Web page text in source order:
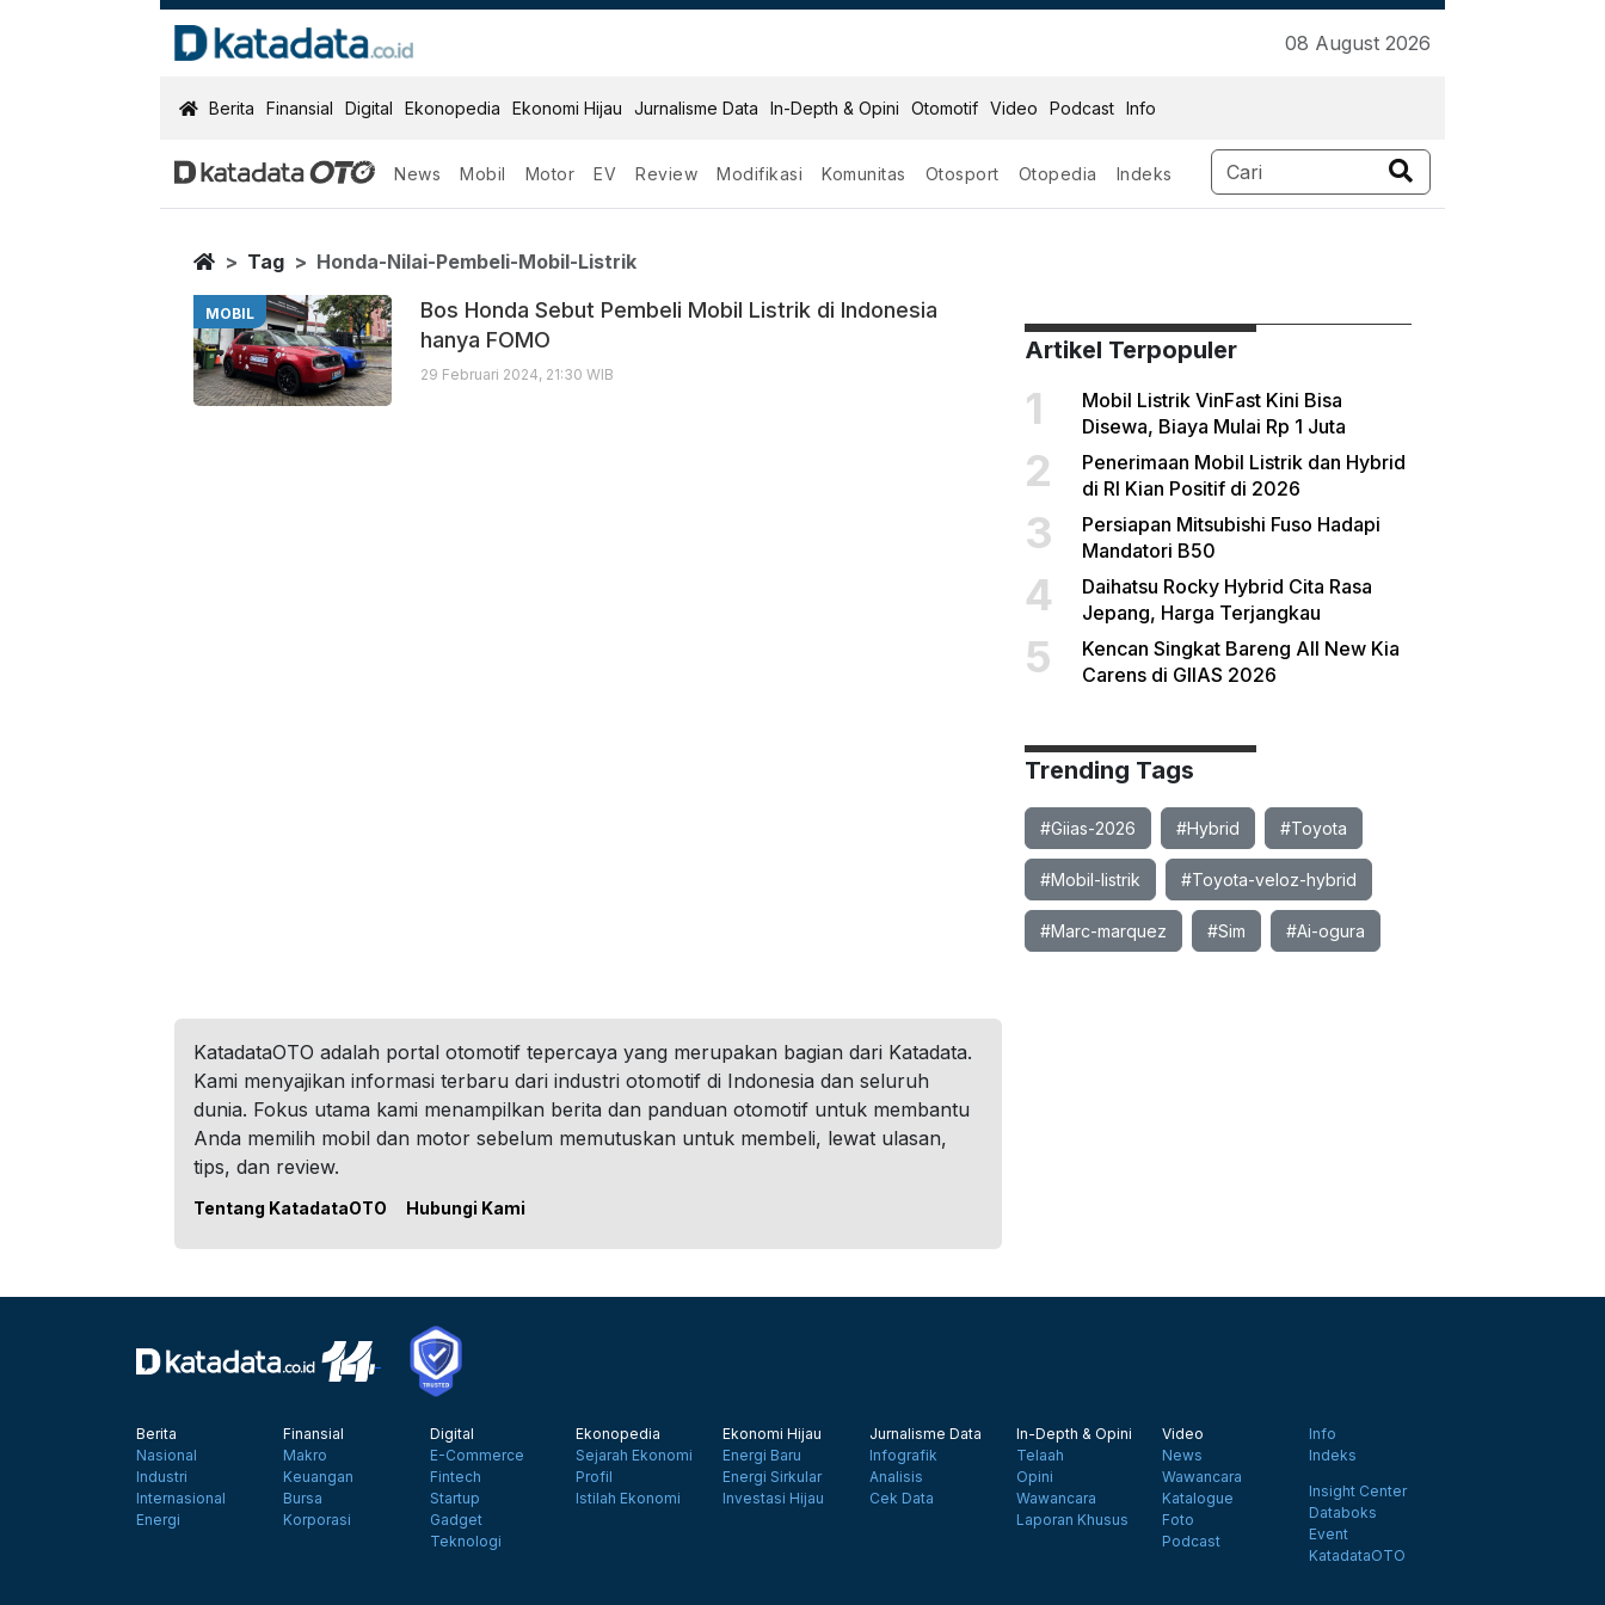
08 August 2026
KatadataOTO
Berita Finansial Digital Ekonopedia Ekonomi Hijau Jurnalisme Data In-Depth & Opini Otomotif Video Podcast Info
News Mobil Motor EV Review Modifikasi Komunitas Otosport Otopedia Indeks
Honda Nilai Pembeli Mobil Listrik
Berita Terbaru
Home
Tag Honda-Nilai-Pembeli-Mobil-Listrik
MOBIL
Bos Honda Sebut Pembeli Mobil Listrik di Indonesia
hanya FOMO
29 Februari 2024, 21:30 WIB
Artikel Terpopuler
1
Mobil Listrik VinFast Kini Bisa
Disewa, Biaya Mulai Rp 1 Juta
2
Penerimaan Mobil Listrik dan Hybrid
di RI Kian Positif di 2026
3
Persiapan Mitsubishi Fuso Hadapi
Mandatori B50
4
Daihatsu Rocky Hybrid Cita Rasa
Jepang, Harga Terjangkau
5
Kencan Singkat Bareng All New Kia
Carens di GIIAS 2026
Trending Tags
#Giias-2026 #Hybrid #Toyota
#Mobil-listrik #Toyota-veloz-hybrid
#Marc-marquez #Sim #Ai-ogura
KatadataOTO adalah portal otomotif tepercaya yang merupakan bagian dari Katadata.
Kami menyajikan informasi terbaru dari industri otomotif di Indonesia dan seluruh
dunia. Fokus utama kami menampilkan berita dan panduan otomotif untuk membantu
Anda memilih mobil dan motor sebelum memutuskan untuk membeli, lewat ulasan,
tips, dan review.
Tentang KatadataOTO Hubungi Kami
Berita
Nasional
Industri
Internasional
Energi
Finansial
Makro
Keuangan
Bursa
Korporasi
Digital
E-Commerce
Fintech
Startup
Gadget
Teknologi
Ekonopedia
Sejarah Ekonomi
Profil
Istilah Ekonomi
Ekonomi Hijau
Energi Baru
Energi Sirkular
Investasi Hijau
Jurnalisme Data
Infografik
Analisis
Cek Data
In-Depth & Opini
Telaah
Opini
Wawancara
Laporan Khusus
Video
News
Wawancara
Katalogue
Foto
Podcast
Info
Indeks
Insight Center
Databoks
Event
KatadataOTO